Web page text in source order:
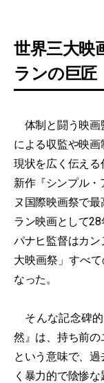
世界三大映
ランの巨匠
体制と闘う映画
による収監や映
現状を広く伝え
新作『シンプル
ヌ国際映画祭で
ラン映画として28
パナヒ監督はカ
大映画祭」すべ
なった。
そんな記念碑
然』は、持ち前
という意味で、
く暴力的で陰惨